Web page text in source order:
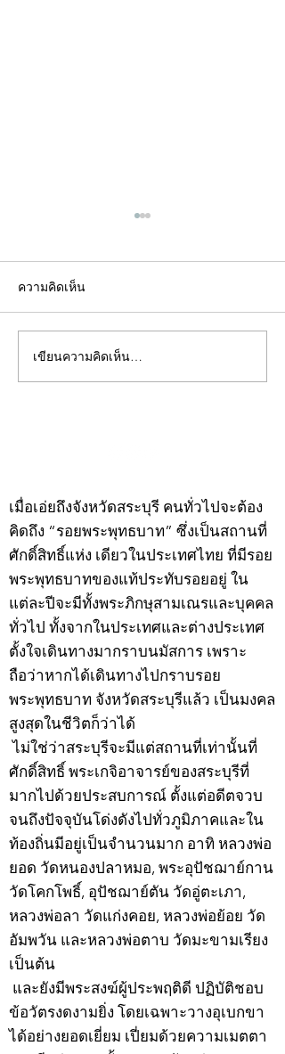
คอลัมน์"จับชีพจรวงการ
พระ"ประจำพุธที่ 29
ความคิดเห็น
เขียนความคิดเห็น…
เมื่อเอ่ยถึงจังหวัดสระบุรี คนทั่วไปจะต้อง
คิดถึง “รอยพระพุทธบาท” ซึ่งเป็นสถานที่
ศักดิ์สิทธิ์แห่ง เดียวในประเทศไทย ที่มีรอย
พระพุทธบาทของแท้ประทับรอยอยู่ ใน
แต่ละปีจะมีทั้งพระภิกษุสามเณรและบุคคล
ทั่วไป ทั้งจากในประเทศและต่างประเทศ
ตั้งใจเดินทางมากราบนมัสการ เพราะ
ถือว่าหากได้เดินทางไปกราบรอย
พระพุทธบาท จังหวัดสระบุรีแล้ว เป็นมงคล
สูงสุดในชีวิตก็ว่าได้
ไม่ใช่ว่าสระบุรีจะมีแต่สถานที่เท่านั้นที่
ศักดิ์สิทธิ์ พระเกจิอาจารย์ของสระบุรีที่
มากไปด้วยประสบการณ์ ตั้งแต่อดีตจวบ
จนถึงปัจจุบันโด่งดังไปทั่วภูมิภาคและใน
ท้องถิ่นมีอยู่เป็นจำนวนมาก อาทิ หลวงพ่อ
ยอด วัดหนองปลาหมอ, พระอุปัชฌาย์กาน
วัดโคกโพธิ์, อุปัชฌาย์ตัน วัดอู่ตะเภา,
หลวงพ่อลา วัดแก่งคอย, หลวงพ่อย้อย วัด
อัมพวัน และหลวงพ่อตาบ วัดมะขามเรียง
เป็นต้น
และยังมีพระสงฆ์ผู้ประพฤติดี ปฏิบัติชอบ
ข้อวัตรงดงามยิ่ง โดยเฉพาะวางอุเบกขา
ได้อย่างยอดเยี่ยม เปี่ยมด้วยความเมตตา